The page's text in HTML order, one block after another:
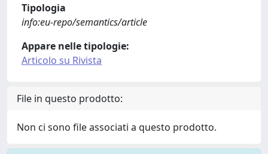
Tipologia
info:eu-repo/semantics/article
Appare nelle tipologie:
Articolo su Rivista
File in questo prodotto:
Non ci sono file associati a questo prodotto.